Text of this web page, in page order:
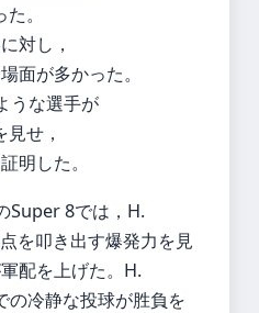
。
対し，
面が多かった。
うな選手が
せ，
明した。
Super 8では，H.
を叩き出す爆発力を見
配を上げた。H.
の冷静な投球が胜負を